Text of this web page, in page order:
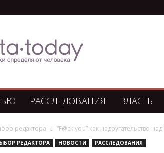
РАССЛЕДОВАНИЯ ВЛАСТЬ
редактора “F@ck you” как надругательство
РЕДАКТОРА НОВОСТИ РАССЛЕДОВАНИЯ